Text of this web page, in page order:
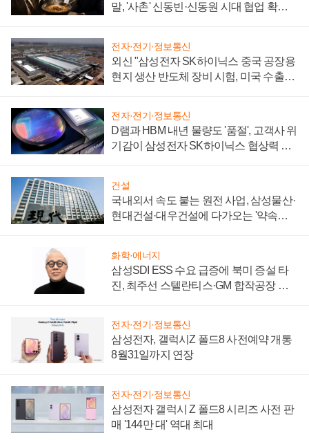
말, '사촌' 신동빈·신동원 시대 협업 확대
전자·전기·정보통신
외신 "삼성전자 SK하이닉스 중국 공장용
현지 생산 반도체 장비 시험, 미국 수출통
전자·전기·정보통신
D램과 HBM 내년 물량도 '품절', 고객사 위
기감이 삼성전자 SK하이닉스 협상력 더
건설
국내외서 속도 붙는 원전 사업, 삼성물산·
현대건설·대우건설에 다가오는 '약속의
화학·에너지
삼성SDI ESS 수요 급증에 북미 증설 타
진, 최주선 스텔란티스·GM 합작공장 건
전자·전기·정보통신
삼성전자, 갤럭시Z 폴드8 사전예약 개통
8월31일까지 연장
전자·전기·정보통신
삼성전자 갤럭시 Z 폴드8 시리즈 사전 판
매 '144만 대' 역대 최대